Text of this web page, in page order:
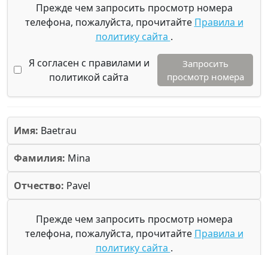
Прежде чем запросить просмотр номера
телефона, пожалуйста, прочитайте Правила и
политику сайта .
Я согласен с правилами и
политикой сайта
Запросить
просмотр номера
Имя: Baetrau
Фамилия: Mina
Отчество: Pavel
Прежде чем запросить просмотр номера
телефона, пожалуйста, прочитайте Правила и
политику сайта .